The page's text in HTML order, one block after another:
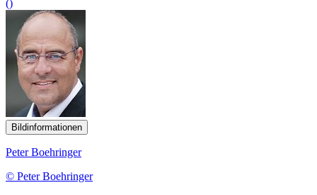
Bildinformationen
Peter Boehringer
© Peter Boehringer
Boehringer, Peter
AfD